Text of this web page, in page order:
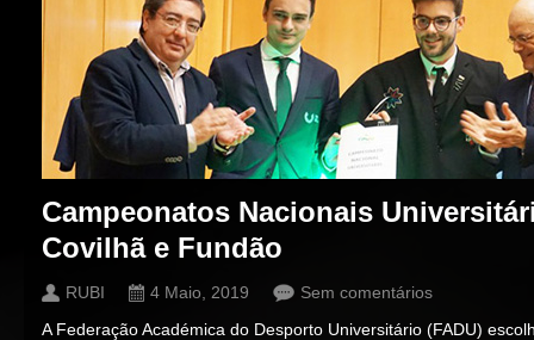
Campeonatos Nacionais
Covilhã e Fundão
RUBI 4 Maio, 2019
Sem comentários
A Federação Académica do Desporto Universitário (FADU)